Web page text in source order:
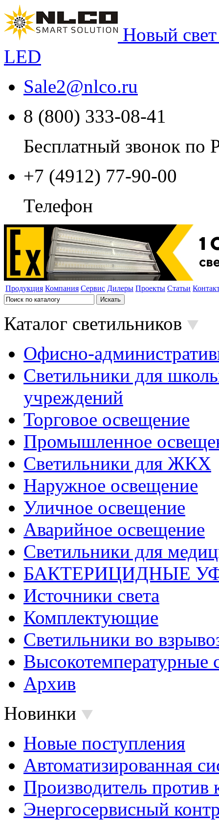
Новый
LED
Sale2@nlco.ru
8 (800) 333-08-41
Бесплатный звонок по
+7 (4912) 77-90-00
Телефон
Продукция Компания Сервис Дилеры Проекты Статьи
Каталог светильников
Офисно-
Светильники для
учреждений
Торговое освещение
Промышленное
Светильники для ЖКХ
Наружное освещение
Уличное освещение
Аварийное освещение
Светильники для
БАКТЕРИЦИДНЫЕ
Источники света
Комплектующие
Светильники во
Высокотемпературные
Архив
Новинки
Новые поступления
Автоматизированная
Производитель против
Энергосервисный